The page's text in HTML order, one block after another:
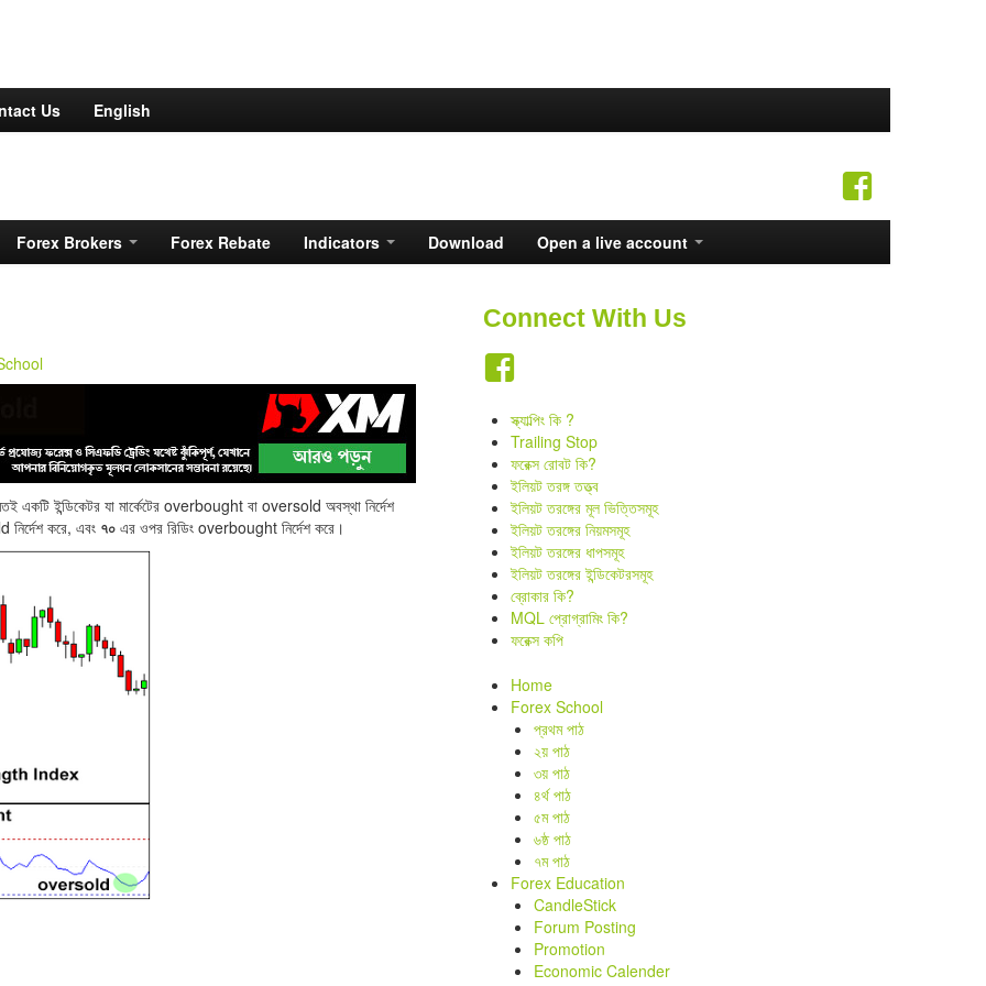
Us English
Forex Brokers Forex Rebate Indicators Download Open a live account
ইন্ডিকেটর যা মার্কেটের overbought বা oversold অবস্থা নির্দেশ
করে, এবং ৭০ এর ওপর রিডিং overbought নির্দেশ করে।
Connect With Us
স্ক্যাল্পিং কি ?
Trailing Stop
ফরেক্স রোবট কি?
ইলিয়ট তরঙ্গ তত্ত্ব
ইলিয়ট তরঙ্গের মূল ভিত্তিসমূহ
ইলিয়ট তরঙ্গের নিয়মসমূহ
ইলিয়ট তরঙ্গের ধাপসমূহ
ইলিয়ট তরঙ্গের ইন্ডিকেটরসমূহ
ব্রোকার কি?
MQL প্রোগ্রামিং কি?
ফরেক্স কপি
Home
Forex School
প্রথম পাঠ
২য় পাঠ
৩য় পাঠ
৪র্থ পাঠ
৫ম পাঠ
৬ষ্ঠ পাঠ
৭ম পাঠ
Forex Education
CandleStick
Forum Posting
Promotion
Economic Calender